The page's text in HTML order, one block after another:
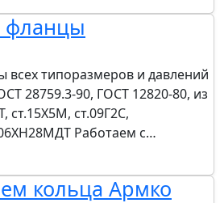
фланцы
типоразмеров и давлений
28759.3-90, ГОСТ 12820-80, из
ст.15Х5М, ст.09Г2С,
Работаем с…
кольца Армко